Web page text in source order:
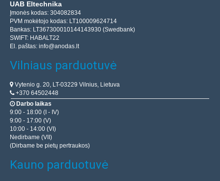
UAB Eltechnika
Įmonės kodas: 304082834
PVM mokėtojo kodas: LT100009624714
Bankas: LT367300010144143930 (Swedbank)
SWIFT: HABALT22
El. paštas: info@anodas.lt
Vilniaus parduotuvė
Vytenio g. 20, LT-03229 Vilnius, Lietuva
+370 64502448
Darbo laikas
9:00 - 18:00 (I - IV)
9:00 - 17:00 (V)
10:00 - 14:00 (VI)
Nedirbame (VII)
(Dirbame be pietų pertraukos)
Kauno parduotuvė